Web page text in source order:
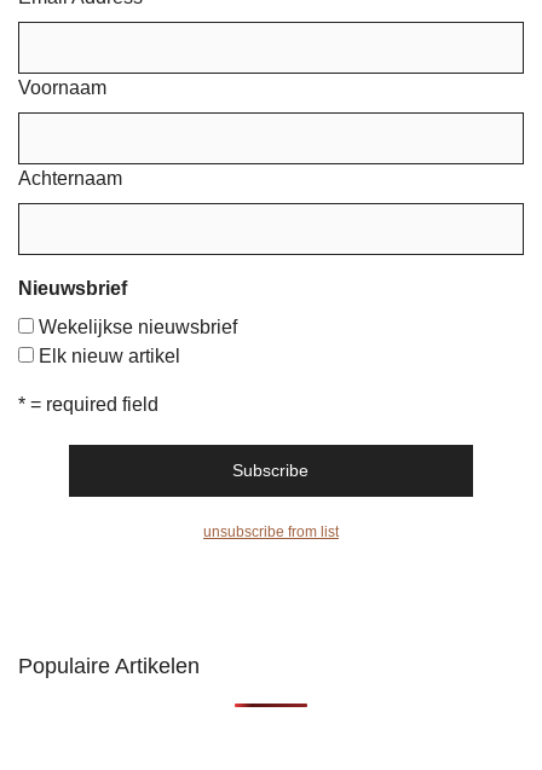
Voornaam
Achternaam
Nieuwsbrief
Wekelijkse nieuwsbrief
Elk nieuw artikel
* = required field
unsubscribe from list
Populaire Artikelen